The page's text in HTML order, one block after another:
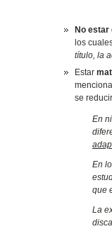
No
los
título, la
Estar
se
En
En
que
La